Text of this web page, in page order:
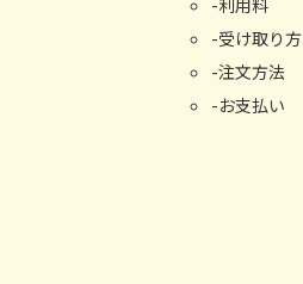
受け取り⽅
注文方法
お支払い